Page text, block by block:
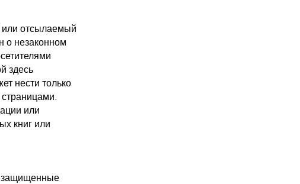
или отсылаемый
о незаконном
здесь
нести только
страницами.
или
книг или
защищенные